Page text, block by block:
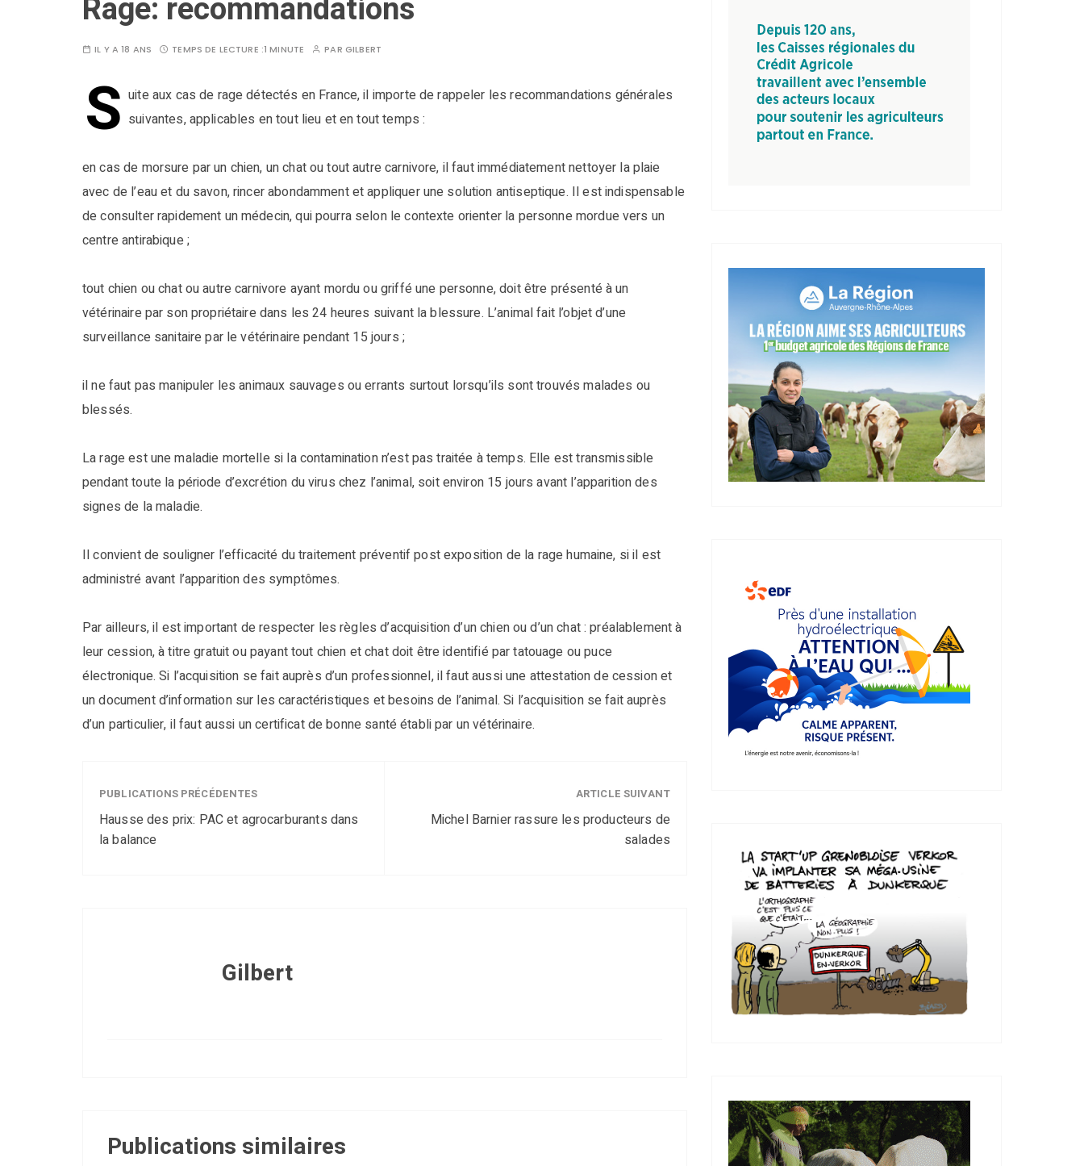
Rage: recommandations
IL Y A 18 ANS TEMPS DE LECTURE :1 MINUTE PAR GILBERT
S uite aux cas de rage détectés en France, il importe de rappeler les recommandations générales
suivantes, applicables en tout lieu et en tout temps :
en cas de morsure par un chien, un chat ou tout autre carnivore, il faut immédiatement nettoyer la plaie
avec de l’eau et du savon, rincer abondamment et appliquer une solution antiseptique. Il est indispensable
de consulter rapidement un médecin, qui pourra selon le contexte orienter la personne mordue vers un
centre antirabique ;
tout chien ou chat ou autre carnivore ayant mordu ou griffé une personne, doit être présenté à un
vétérinaire par son propriétaire dans les 24 heures suivant la blessure. L’animal fait l’objet d’une
surveillance sanitaire par le vétérinaire pendant 15 jours ;
il ne faut pas manipuler les animaux sauvages ou errants surtout lorsqu’ils sont trouvés malades ou
blessés.
La rage est une maladie mortelle si la contamination n’est pas traitée à temps. Elle est transmissible
pendant toute la période d’excrétion du virus chez l’animal, soit environ 15 jours avant l’apparition des
signes de la maladie.
Il convient de souligner l’efficacité du traitement préventif post exposition de la rage humaine, si il est
administré avant l’apparition des symptômes.
Par ailleurs, il est important de respecter les règles d’acquisition d’un chien ou d’un chat : préalablement à
leur cession, à titre gratuit ou payant tout chien et chat doit être identifié par tatouage ou puce
électronique. Si l’acquisition se fait auprès d’un professionnel, il faut aussi une attestation de cession et
un document d’information sur les caractéristiques et besoins de l’animal. Si l’acquisition se fait auprès
d’un particulier, il faut aussi un certificat de bonne santé établi par un vétérinaire.
PUBLICATIONS PRÉCÉDENTES
Hausse des prix: PAC et agrocarburants dans
la balance
ARTICLE SUIVANT
Michel Barnier rassure les producteurs de
salades
Gilbert
Publications similaires